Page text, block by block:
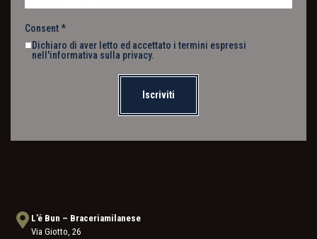
Consent*
Dichiaro di aver letto ed accettato i termini espressi
nell'informativa sulla privacy.
Iscriviti
L’é Bun – Braceriamilanese
Via Giotto, 26